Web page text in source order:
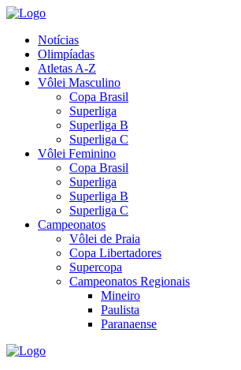
Notícias
Olimpíadas
Atletas A-Z
Vôlei Masculino
Copa Brasil
Superliga
Superliga B
Superliga C
Vôlei Feminino
Copa Brasil
Superliga
Superliga B
Superliga C
Campeonatos
Vôlei de Praia
Copa Libertadores
Supercopa
Campeonatos Regionais
Mineiro
Paulista
Paranaense